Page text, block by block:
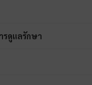
รดูแลรักษา